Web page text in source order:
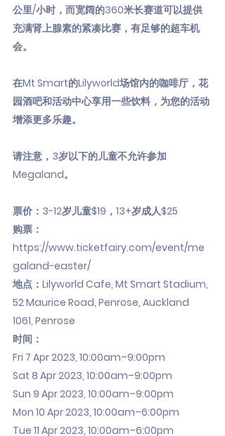
公里/小时，而宽阔的360米长赛道可以提供
充满肾上腺素的紧凑比赛，有足够的超车机
会。
在Mt Smart的Lilyworld场馆内的咖啡厅，花
园酒吧和活动中心享用一些饮料，为您的活动
增添更多乐趣。
请注意，3岁以下的儿童不允许参加
Megaland。
票价：3-12岁儿童$19，13+岁成人$25
购票：
https://www.ticketfairy.com/event/me
galand-easter/
地点：Lilyworld Cafe, Mt Smart Stadium,
52 Maurice Road, Penrose, Auckland
1061, Penrose
时间：
Fri 7 Apr 2023, 10:00am–9:00pm
Sat 8 Apr 2023, 10:00am–9:00pm
Sun 9 Apr 2023, 10:00am–9:00pm
Mon 10 Apr 2023, 10:00am–6:00pm
Tue 11 Apr 2023, 10:00am–6:00pm